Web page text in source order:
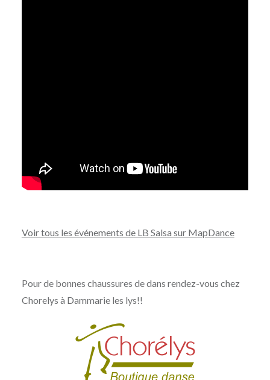
Voir tous les événements de LB Salsa sur MapDance
Pour de bonnes chaussures de dans rendez-vous chez
Chorelys à Dammarie les lys!!